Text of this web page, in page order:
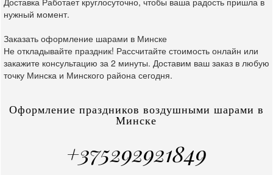
нужный момент.
Заказать оформление шарами в Минске
Не откладывайте праздник! Рассчитайте стоимость онлайн или
закажите консультацию за 2 минуты. Доставим ваш заказ в любую
точку Минска и Минского района сегодня.
Оформление праздников воздушными шарами в
Минске
+375292921849